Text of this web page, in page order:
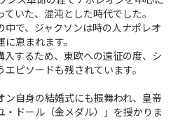
いた、混沌とした時代でした。
で、ジャクソンは時の人ナポレオ
恵まれます。
入するため、東欧への遠征の度、シ
ピソードも残されています。
ン自身の結婚式にも振舞われ、皇帝
ドール（金メダル）」を授かりま